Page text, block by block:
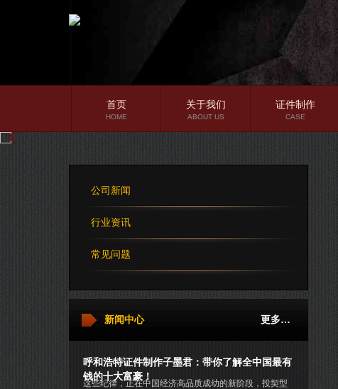
首页
HOME
关于我们
ABOUT US
证件制作
CASE
公司新闻
行业资讯
常见问题
更多…
新闻中心
呼和浩特证件制作子墨君：带你了解全中国最有
钱的十大富豪！
这些纪律，正在中国经济高品质成幼的新阶段，投契型